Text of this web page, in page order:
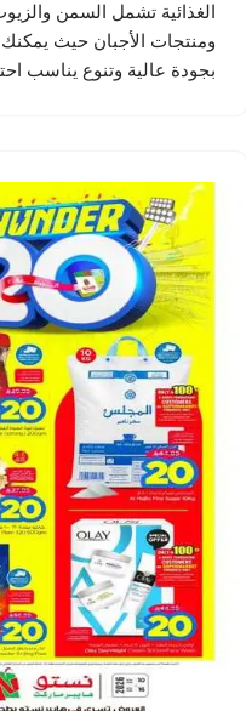
الغذائية تشمل السمن
ومنتجات الأجبان حيث
بجودة عالية وتنوع يناسب